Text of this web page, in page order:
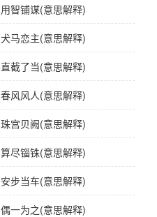
用智铺谋(意思解释)
犬马恋主(意思解释)
直截了当(意思解释)
春风风人(意思解释)
珠宫贝阙(意思解释)
算尽锱铢(意思解释)
安步当车(意思解释)
偶一为之(意思解释)